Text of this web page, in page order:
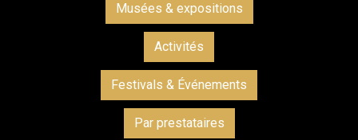
Musées & expositions
Activités
Festivals & Événements
Par prestataires